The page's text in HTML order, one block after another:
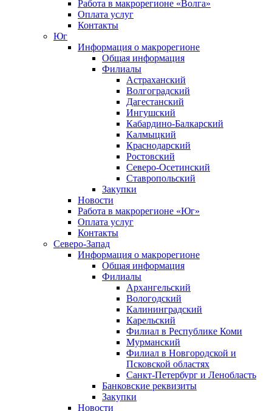
Работа в макрорегионе «Волга»
Оплата услуг
Контакты
Юг
Информация о макрорегионе
Общая информация
Филиалы
Астраханский
Волгоградский
Дагестанский
Ингушский
Кабардино-Балкарский
Калмыцкий
Краснодарский
Ростовский
Северо-Осетинский
Ставропольский
Закупки
Новости
Работа в макрорегионе «Юг»
Оплата услуг
Контакты
Северо-Запад
Информация о макрорегионе
Общая информация
Филиалы
Архангельский
Вологодский
Калининградский
Карельский
Филиал в Республике Коми
Мурманский
Филиал в Новгородской и
Псковской областях
Санкт-Петербург и Ленобласть
Банковские реквизиты
Закупки
Новости